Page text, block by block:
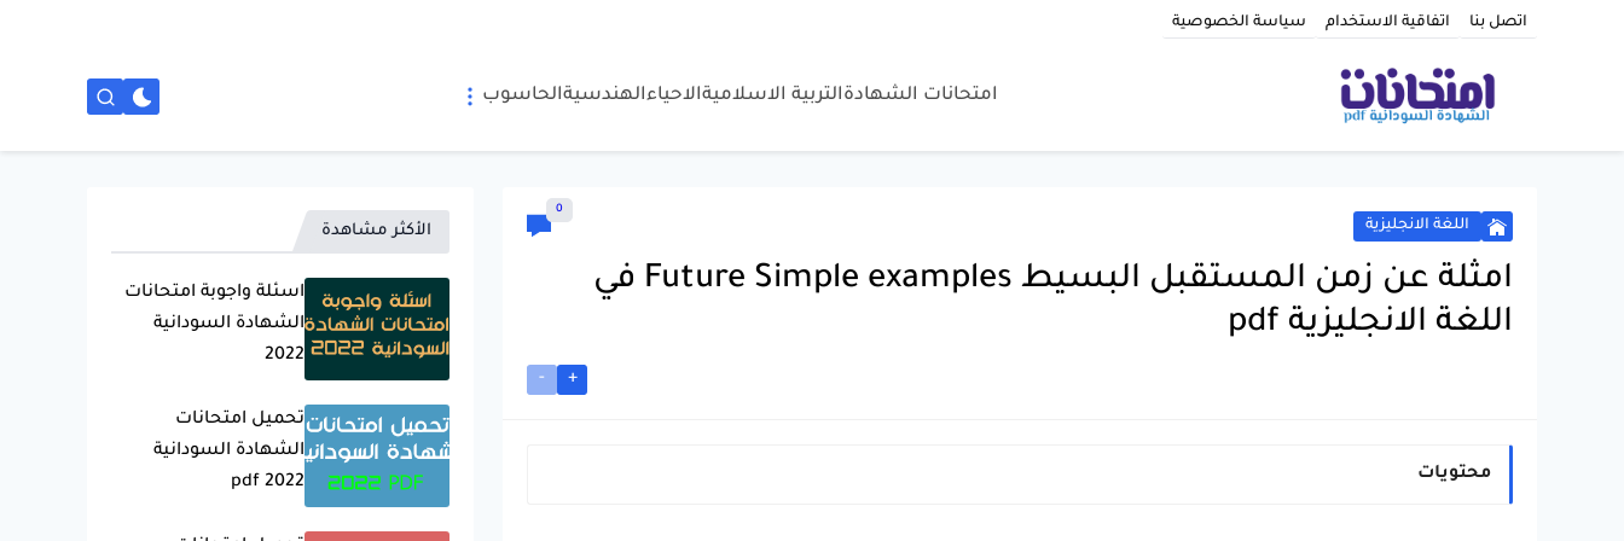
اتصل بنا اتفاقية الاستخدام سياسة الخصوصية
امتحانات الشهادةالتربية الاسلاميةالاحياءالهندسيةالحاسوب
اللغة الانجليزية
0
امثلة عن زمن المستقبل البسيط Future Simple examples في
اللغة الانجليزية pdf
+
-
محتويات
الأكثر مشاهدة
اسئلة واجوبة امتحانات
الشهادة السودانية
2022
تحميل امتحانات
الشهادة السودانية
2022 pdf